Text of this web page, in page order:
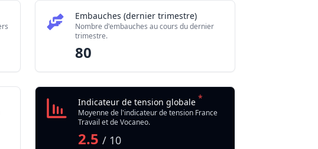
Embauches (dernier trimestre)
Nombre d'embauches au cours du dernier
trimestre.
80
Indicateur de tension globale *
Moyenne de l'indicateur de tension France
Travail et de Vocaneo.
2.5/ 10